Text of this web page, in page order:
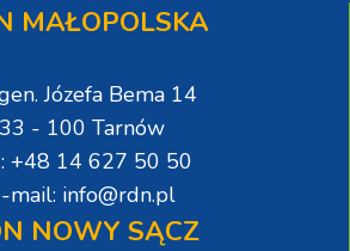
MAŁOPOLSKA
Józefa Bema 14
33 - 100 Tarnów
+48 14 627 50 50
mail: info@rdn.pl
NOWY SĄCZ